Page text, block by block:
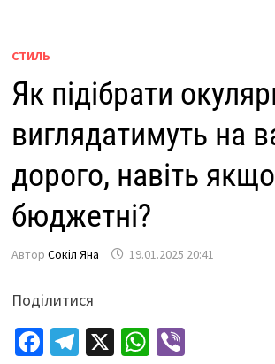
СТИЛЬ
Як підібрати
виглядатимуть на
дорого, навіть
бюджетні?
Автор Сокіл Яна 19.01.2025 20:41
Поділитися
Fa Te X W Vi